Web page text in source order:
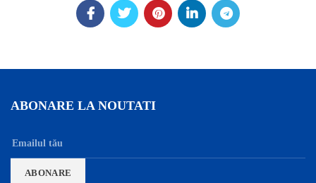
ABONARE LA NOUTATI